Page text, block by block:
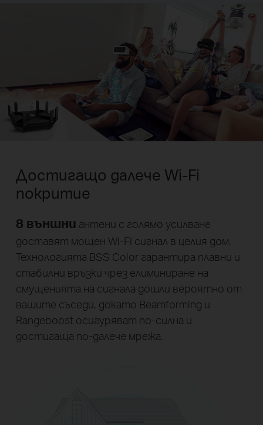
Достигащо далече Wi-Fi
покритие
8 външни антени с голямо усилване
доставят мощен Wi-Fi сигнал в целия дом.
Технологията BSS Color гарантира плавни и
стабилни връзки чрез елиминиране на
смущенията на сигнала дошли вероятно от
вашите съседи, докато Beamforming и
Rangeboost осигуряват по-силна и
достигаща по-далече мрежа.